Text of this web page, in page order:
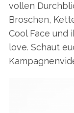
vollen
Broschen,
Cool Face und
love. Schaut